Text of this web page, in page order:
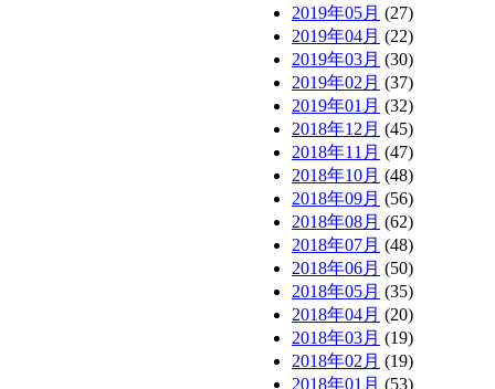
2019年05月 (27)
2019年04月 (22)
2019年03月 (30)
2019年02月 (37)
2019年01月 (32)
2018年12月 (45)
2018年11月 (47)
2018年10月 (48)
2018年09月 (56)
2018年08月 (62)
2018年07月 (48)
2018年06月 (50)
2018年05月 (35)
2018年04月 (20)
2018年03月 (19)
2018年02月 (19)
2018年01月 (53)